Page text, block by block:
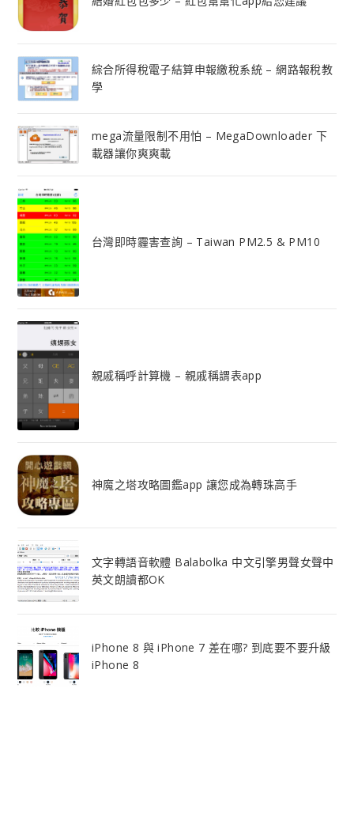
綜合所得稅電子結算申報繳稅系統 – 網路報稅教
學
mega流量限制不用怕 – MegaDownloader 下
載器讓你爽爽載
台灣即時霾害查詢 – Taiwan PM2.5 & PM10
親戚稱呼計算機 – 親戚稱謂表app
神魔之塔攻略圖鑑app 讓您成為轉珠高手
文字轉語音軟體 Balabolka 中文引擎男聲女聲中
英文朗讀都OK
iPhone 8 與 iPhone 7 差在哪? 到底要不要升級
iPhone 8